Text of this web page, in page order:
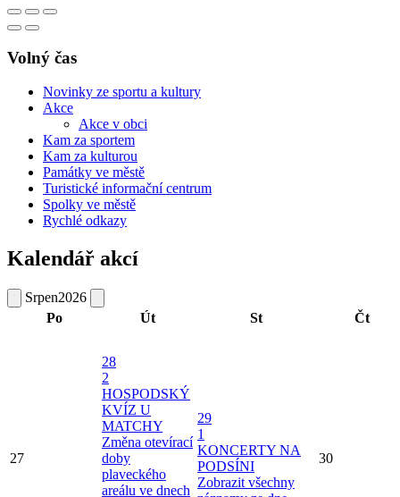
Volný čas
Novinky ze sportu a kultury
Akce
Akce v obci
Kam za sportem
Kam za kulturou
Památky ve městě
Turistické informační centrum
Spolky ve městě
Rychlé odkazy
Kalendář akcí
Srpen2026
Po
Út St Čt
27
28
2
HOSPODSKÝ
KVÍZ U
MATCHY
Změna otevírací
doby
plaveckého
areálu ve dnech
29
1
KONCERTY NA
PODSÍNI
Zobrazit všechny
30